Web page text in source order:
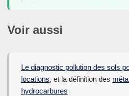
Voir aussi
Le diagnostic pollution des sols
locations, et la définition des
hydrocarbures